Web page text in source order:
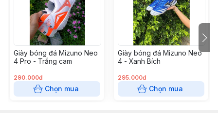
Giày bóng đá Mizuno Neo
4 Pro - Trắng cam
290.000đ
Chọn mua
Giày bóng đá Mizuno Neo
4 - Xanh Bích
295.000đ
Chọn mua